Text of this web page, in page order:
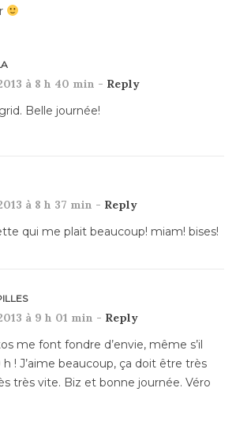
à 8 h 40 min - Reply
Belle journée!
à 8 h 37 min - Reply
qui me plait beaucoup! miam! bises!
à 9 h 01 min - Reply
me font fondre d’envie, même s’il
h ! J’aime beaucoup, ça doit être très
très vite. Biz et bonne journée. Véro